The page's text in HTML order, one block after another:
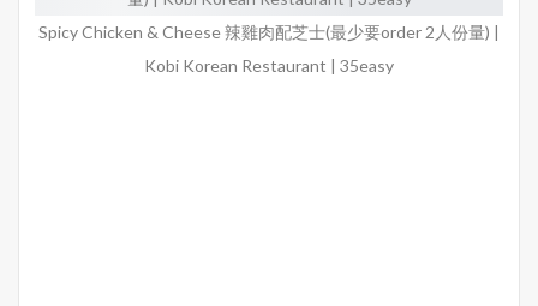
Spicy Chicken & Cheese 辣雞肉配芝士(最少要order 2人份量) |
Kobi Korean Restaurant | 35easy